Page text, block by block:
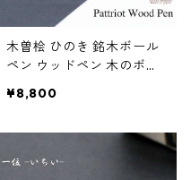
木曽桧 ひのき 銘木ボール
ペン ウッドペン 木のボー
15202
¥8,800